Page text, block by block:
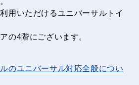
用いただけるユニバーサルトイ
の4階にございます。
のユニバーサル対応全般につい